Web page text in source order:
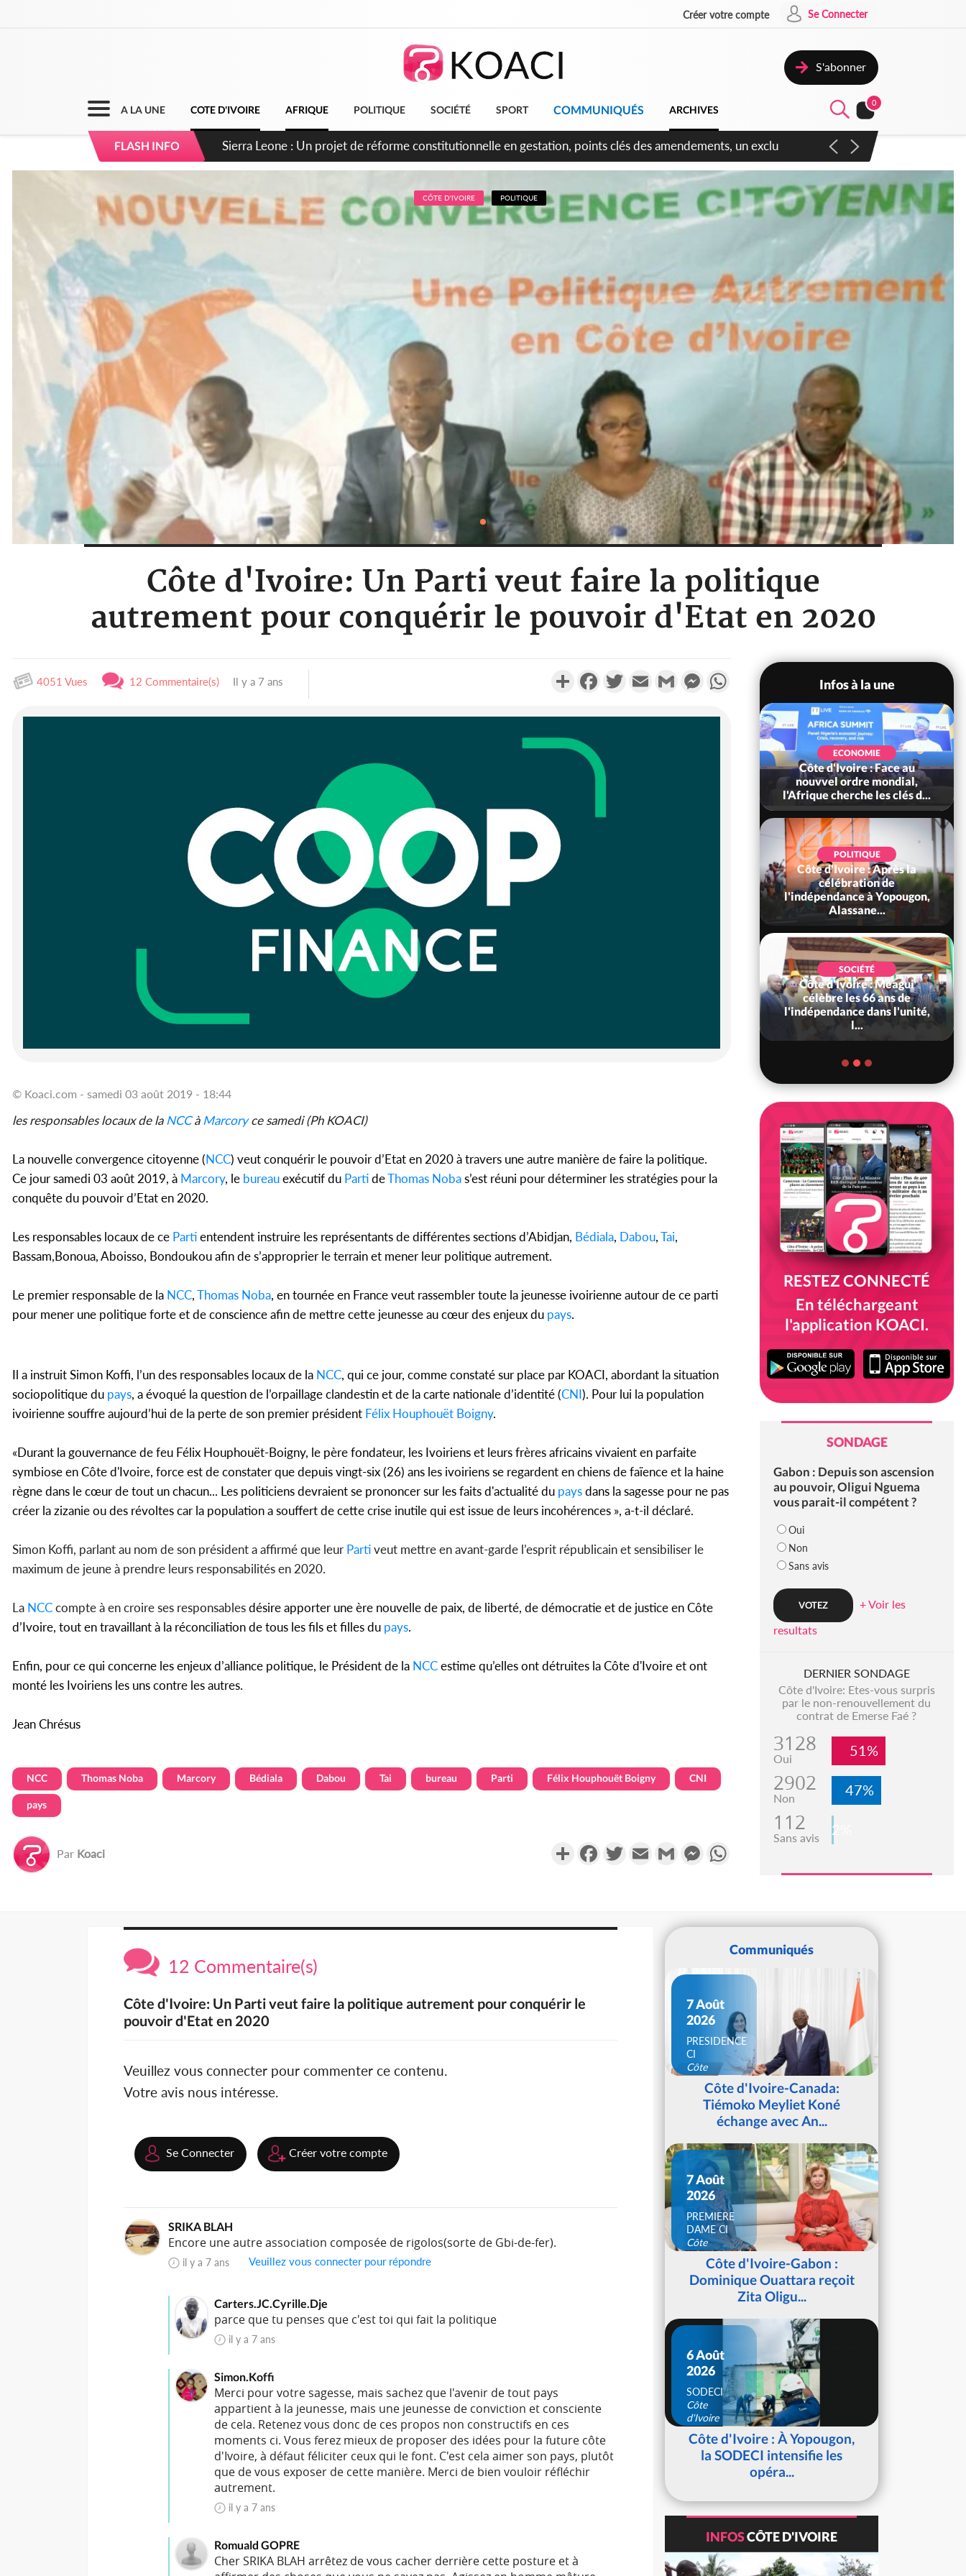
Créer votre compte Se Connecter
S'abonner
A LA UNE COTE D'IVOIRE AFRIQUE POLITIQUE SOCIÉTÉ SPORT COMMUNIQUÉS ARCHIVES
0
FLASH INFO
Sierra Leone : Un projet de réforme constitutionnelle en gestation, points clés des amendements, un exclu
d'avance
CÔTE D'IVOIRE POLITIQUE
Côte d'Ivoire: Un Parti veut faire la politique
autrement pour conquérir le pouvoir d'Etat en 2020
4051 Vues 12 Commentaire(s) Il y a 7 ans PartagerFacebookTwitterEmail Gmail MessengerWhatsApp
© Koaci.com - samedi 03 août 2019 - 18:44
les responsables locaux de laNCCàMarcoryce samedi (Ph KOACI)
La nouvelle convergence citoyenne (NCC) veut conquérir le pouvoir d’Etat en 2020 à travers une autre manière de faire la politique.
Ce jour samedi 03 août 2019, à Marcory, le bureauexécutif du PartideThomas Nobas’est réuni pour déterminer les stratégies pour la
conquête du pouvoir d’Etat en 2020.
Les responsables locaux de ce Partientendent instruire les représentants de différentes sections d’Abidjan, Bédiala, Dabou,Tai,
Bassam,Bonoua, Aboisso, Bondoukou afin de s’approprier le terrain et mener leur politique autrement.
Le premier responsable de la NCC,Thomas Noba, en tournée en France veut rassembler toute la jeunesse ivoirienne autour de ce parti
pour mener une politique forte et de conscience afin de mettre cette jeunesse au cœur des enjeux du pays.
Il a instruit Simon Koffi, l’un des responsables locaux de la NCC, qui ce jour, comme constaté sur place par KOACI, abordant la situation
sociopolitique du pays, a évoqué la question de l’orpaillage clandestin et de la carte nationale d’identité (CNI). Pour lui la population
ivoirienne souffre aujourd’hui de la perte de son premier président Félix Houphouët Boigny.
«Durant la gouvernance de feu Félix Houphouët-Boigny, le père fondateur, les Ivoiriens et leurs frères africains vivaient en parfaite
symbiose en Côte d'Ivoire, force est de constater que depuis vingt-six (26) ans les ivoiriens se regardent en chiens de faïence et la haine
règne dans le cœur de tout un chacun... Les politiciens devraient se prononcer sur les faits d'actualité du paysdans la sagesse pour ne pas
créer la zizanie ou des révoltes car la population a souffert de cette crise inutile qui est issue de leurs incohérences », a-t-il déclaré.
Simon Koffi, parlant au nom de son président a affirmé que leur Partiveut mettre en avant-garde l’esprit républicain et sensibiliser le
maximum de jeune à prendre leurs responsabilités en 2020.
La NCCcompte à en croire ses responsablesdésire apporter une ère nouvelle de paix, de liberté, de démocratie et de justice en Côte
d’Ivoire, tout en travaillant à la réconciliation de tous les fils et filles du pays.
Enfin, pour ce qui concerne les enjeux d’alliance politique, le Président de la NCCestime qu’elles ont détruites la Côte d'Ivoire et ont
monté les Ivoiriens les uns contre les autres.
Jean Chrésus
NCC Thomas Noba Marcory Bédiala Dabou Tai bureau Parti Félix Houphouët Boigny CNI
pays
Par Koaci PartagerFacebookTwitterEmail Gmail Messenger
Infos à la une
Côte d'Ivoire : Stocks
sociétés coopératives et
POLITIQUE
Côte d'Ivoire : Diplomatie,
Abidjan consolide ses
partenariats avec New Del...
Côte d'Ivoire : Face au
nouvvel ordre mondial,
SOCIÉTÉ
Côte d'Ivoire : Indépendance,
le GNL Apalo Touré aux
Gendarmes : « Renouvel...
SOCIÉTÉ
Côte d'Ivoire : L'arnaque au
Mobile Money par liens
frauduleux se répand ac...
SOCIÉTÉ
Côte d'Ivoire-Mali :
L'entrepreneur malien
Adama Kanté dans les
mailles de...
RESTEZ CONNECTÉ
En téléchargeant
l'application KOACI.
SONDAGE
Gabon : Depuis son ascension
au pouvoir, Oligui Nguema
vous parait-il compétent ?
Oui
Non
Sans avis
+ Voir les
resultats
DERNIER SONDAGE
Côte d'Ivoire: Etes-vous surpris
par le non-renouvellement du
contrat de Emerse Faé ?
3128
Oui 51%
2902
Non 47%
112
Sans avis 2%
12 Commentaire(s)
Côte d'Ivoire: Un Parti veut faire la politique autrement pour conquérir le
pouvoir d'Etat en 2020
Veuillez vous connecter pour commenter ce contenu.
Votre avis nous intéresse.
Se Connecter Créer votre compte
SRIKA BLAH
Encore une autre association composée de rigolos(sorte de Gbi-de-fer).
il y a 7 ans Veuillez vous connecter pour répondre
Carters.JC.Cyrille.Dje
parce que tu penses que c'est toi qui fait la politique
il y a 7 ans
Simon.Koffi
Merci pour votre sagesse, mais sachez que l'avenir de tout pays
appartient à la jeunesse, mais une jeunesse de conviction et consciente
de cela. Retenez vous donc de ces propos non constructifs en ces
moments ci. Vous ferez mieux de proposer des idées pour la future côte
d'Ivoire, à défaut féliciter ceux qui le font. C'est cela aimer son pays, plutôt
que de vous exposer de cette manière. Merci de bien vouloir réfléchir
autrement.
il y a 7 ans
Romuald GOPRE
Cher SRIKA BLAH arrêtez de vous cacher derrière cette posture et à
Communiqués
7 Août
2026
PRESIDENCE
CI
Côte
d'IvoireCôte d'Ivoire-Canada:
Tiémoko Meyliet Koné
échange avec An...
7 Août
2026
PREMIERE
DAME CI
Côte
d'IvoireCôte d'Ivoire-Gabon :
Dominique Ouattara reçoit
Zita Oligu...
6 Août
2026
SODECI
Côte
d'Ivoire
Côte d'Ivoire : À Yopougon,
la SODECI intensifie les
opéra...
INFOSCÔTE D'IVOIRE